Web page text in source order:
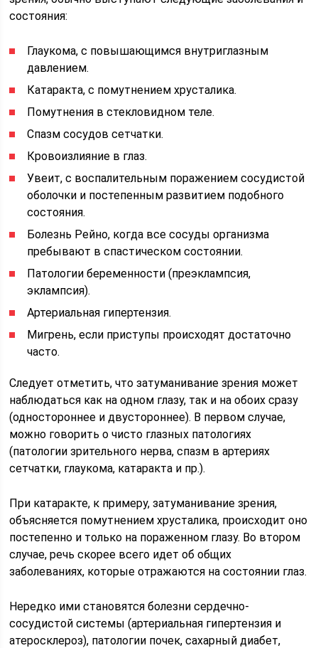
состояния:
Глаукома, с повышающимся внутриглазным
давлением.
Катаракта, с помутнением хрусталика.
Помутнения в стекловидном теле.
Спазм сосудов сетчатки.
Кровоизлияние в глаз.
Увеит, с воспалительным поражением сосудистой
оболочки и постепенным развитием подобного
состояния.
Болезнь Рейно, когда все сосуды организма
пребывают в спастическом состоянии.
Патологии беременности (преэклампсия,
эклампсия).
Артериальная гипертензия.
Мигрень, если приступы происходят достаточно
часто.
Следует отметить, что затуманивание зрения может
наблюдаться как на одном глазу, так и на обоих сразу
(одностороннее и двустороннее). В первом случае,
можно говорить о чисто глазных патологиях
(патологии зрительного нерва, спазм в артериях
сетчатки, глаукома, катаракта и пр.).
При катаракте, к примеру, затуманивание зрения,
объясняется помутнением хрусталика, происходит оно
постепенно и только на пораженном глазу. Во втором
случае, речь скорее всего идет об общих
заболеваниях, которые отражаются на состоянии глаз.
Нередко ими становятся болезни сердечно-
сосудистой системы (артериальная гипертензия и
атеросклероз), патологии почек, сахарный диабет,